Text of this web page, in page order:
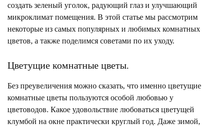
создать зеленый уголок, радующий глаз и улучшающий
микроклимат помещения. В этой статье мы рассмотрим
некоторые из самых популярных и любимых комнатных
цветов, а также поделимся советами по их уходу.
Цветущие комнатные цветы.
Без преувеличения можно сказать, что именно цветущие
комнатные цветы пользуются особой любовью у
цветоводов. Какое удовольствие любоваться цветущей
клумбой на окне практически круглый год. Даже зимой,